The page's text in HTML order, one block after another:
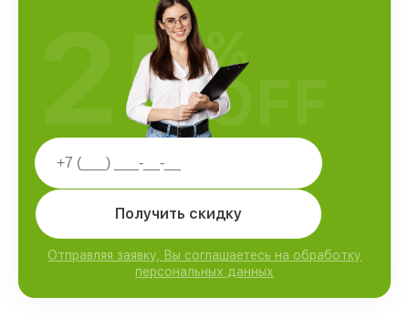
Получить скидку
Отправляя заявку, Вы соглашаетесь на обработку
персональных данных
25%
OFF